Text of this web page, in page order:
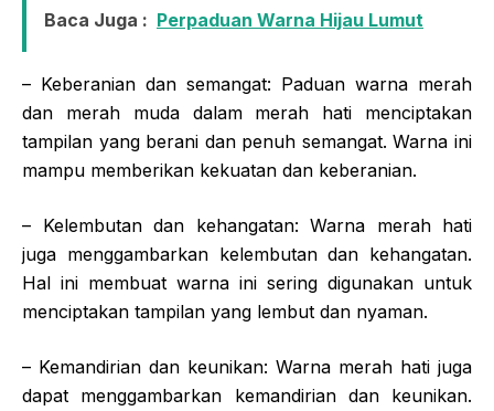
Baca Juga : Perpaduan Warna Hijau Lumut
– Keberanian dan semangat: Paduan warna merah
dan merah muda dalam merah hati menciptakan
tampilan yang berani dan penuh semangat. Warna ini
mampu memberikan kekuatan dan keberanian.
– Kelembutan dan kehangatan: Warna merah hati
juga menggambarkan kelembutan dan kehangatan.
Hal ini membuat warna ini sering digunakan untuk
menciptakan tampilan yang lembut dan nyaman.
– Kemandirian dan keunikan: Warna merah hati juga
dapat menggambarkan kemandirian dan keunikan.